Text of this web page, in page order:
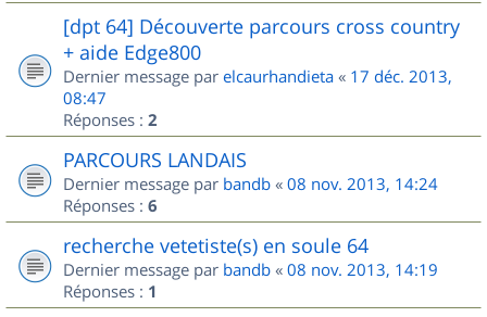
[dpt 64] Découverte parcours cross country
+ aide Edge800
Dernier message par elcaurhandieta « 17 déc. 2013,
08:47
Réponses : 2
PARCOURS LANDAIS
Dernier message par bandb « 08 nov. 2013, 14:24
Réponses : 6
recherche vetetiste(s) en soule 64
Dernier message par bandb « 08 nov. 2013, 14:19
Réponses : 1